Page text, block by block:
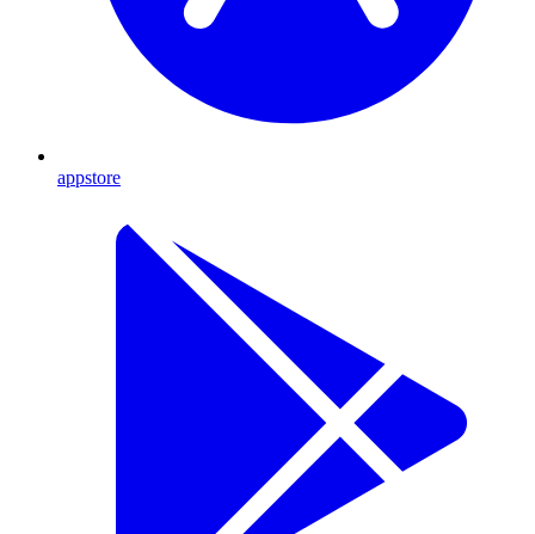
appstore